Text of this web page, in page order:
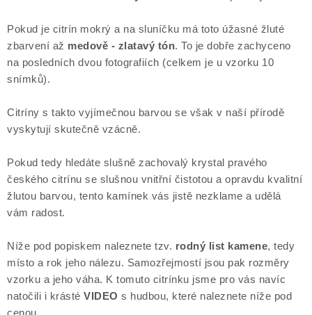
Pokud je citrín mokrý a na sluníčku má toto úžasné žluté
zbarvení až medově - zlatavý tón. To je dobře zachyceno
na posledních dvou fotografiích (celkem je u vzorku 10
snímků).
Citríny s takto vyjímečnou barvou se však v naší přírodě
vyskytují skutečně vzácně.
Pokud tedy hledáte slušně zachovalý krystal pravého
českého citrínu se slušnou vnitřní čistotou a opravdu kvalitní
žlutou barvou, tento kamínek vás jistě nezklame a udělá
vám radost.
Níže pod popiskem naleznete tzv. rodný list kamene, tedy
místo a rok jeho nálezu. Samozřejmostí jsou pak rozměry
vzorku a jeho váha. K tomuto citrínku jsme pro vás navíc
natočili i krásté VIDEO s hudbou, které naleznete níže pod